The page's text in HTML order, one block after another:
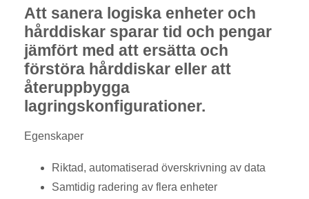
Att sanera logiska enheter och
hårddiskar sparar tid och pengar
jämfört med att ersätta och
förstöra hårddiskar eller att
återuppbygga
lagringskonfigurationer.
Egenskaper
Riktad, automatiserad överskrivning av data
Samtidig radering av flera enheter